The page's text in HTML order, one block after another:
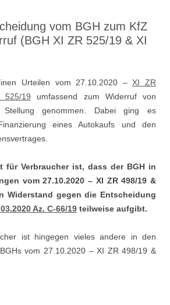
vom BGH zum KfZ
(BGH XI ZR 525/19 & XI
Urteilen vom 27.10.2020 – XI ZR
19 umfassend zum Widerruf von
Stellung genommen. Dabei ging es
eines Autokaufs und den
für Verbraucher ist, dass der BGH in
vom 27.10.2020 – XI ZR 498/19 &
Widerstand gegen die Entscheidung
Az. C‑66/19 teilweise aufgibt.
ist hingegen vieles andere in den
vom 27.10.2020 – XI ZR 498/19 &